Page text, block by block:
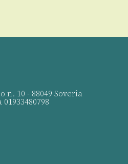
10 - 88049 Soveria